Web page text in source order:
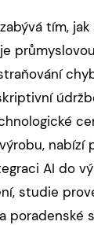
tím,
nabízí
AI do
studie
poradenské